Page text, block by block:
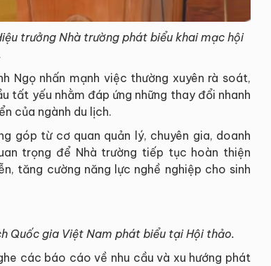
trưởng Nhà trường phát biểu khai mạc hội
Ngọ nhấn mạnh việc thường xuyên rà soát,
tất yếu nhằm đáp ứng những thay đổi nhanh
của ngành du lịch.
góp từ cơ quan quản lý, chuyên gia, doanh
trọng để Nhà trường tiếp tục hoàn thiện
tăng cường năng lực nghề nghiệp cho sinh
Quốc gia Việt Nam phát biểu tại Hội thảo.
các báo cáo về nhu cầu và xu hướng phát